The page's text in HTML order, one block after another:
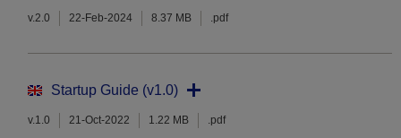
v.2.0 22-Feb-2024 8.37 MB .pdf
Startup Guide (v1.0)
v.1.0 21-Oct-2022 1.22 MB .pdf